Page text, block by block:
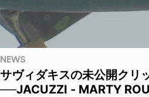
NEWS
サヴィダキスの未公開クリ
──JACUZZI - MARTY